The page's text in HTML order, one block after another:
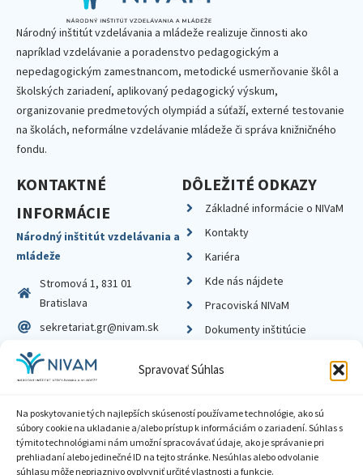
Spravovať Súhlas
Na poskytovanie tých najlepších skúseností používame technológie, ako sú
súbory cookie na ukladanie a/alebo prístup k informáciám o zariadení. Súhlas s
týmito technológiami nám umožní spracovávať údaje, ako je správanie pri
prehliadaní alebo jedinečné ID na tejto stránke. Nesúhlas alebo odvolanie
súhlasu môže nepriaznivo ovplyvniť určité vlastnosti a funkcie.
Národný inštitút vzdelávania a mládeže realizuje činnosti ako
napríklad vzdelávanie a poradenstvo pedagogickým a
nepedagogickým zamestnancom, metodické usmerňovanie škôl a
školských zariadení, aplikovaný pedagogický výskum,
organizovanie predmetových olympiád a súťaží, externé testovanie
na školách, neformálne vzdelávanie mládeže či správa knižničného
fondu.
KONTAKTNÉ
INFORMÁCIE
Národný inštitút vzdelávania a
mládeže
Stromová 1, 831 01
Bratislava
sekretariat.gr@nivam.sk
IČO: 00164348
DIČ: 2020798714
DÔLEŽITÉ ODKAZY
Základné informácie o NIVaM
Kontakty
Kariéra
Kde nás nájdete
Pracoviská NIVaM
Dokumenty inštitúcie
Zásady ochrany súkromia